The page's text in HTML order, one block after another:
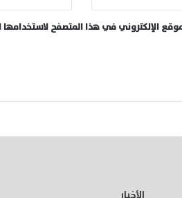
الإلكتروني في هذا المتصفح